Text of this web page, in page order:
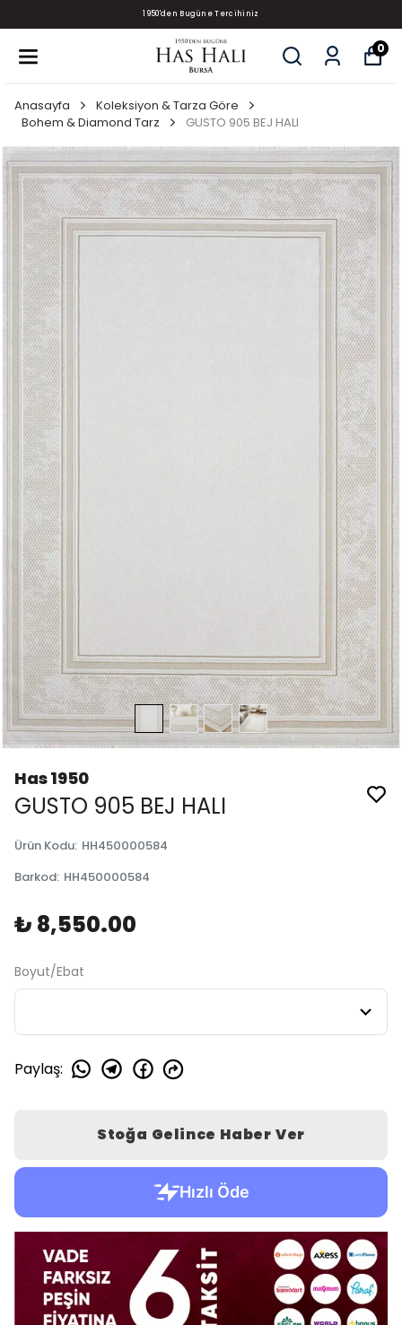
1950'den Bugüne Tercihiniz
0
Anasayfa
Koleksiyon & Tarza Göre
Bohem & Diamond Tarz
GUSTO 905 BEJ HALI
Has 1950
GUSTO 905 BEJ HALI
Ürün Kodu: HH450000584
Barkod: HH450000584
₺ 8,550.00
Boyut/Ebat
Paylaş:
Stoğa Gelince Haber Ver